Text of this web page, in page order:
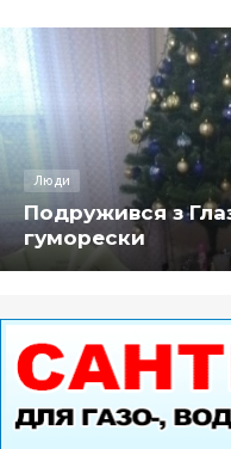
Люди
Подружився з
гуморески